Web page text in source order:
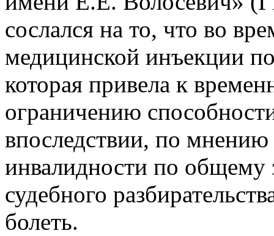
сослался на то, что во
медицинской инъекции
которая привела к
ограничению
впоследствии, по
инвалидности по
судебного
болеть.